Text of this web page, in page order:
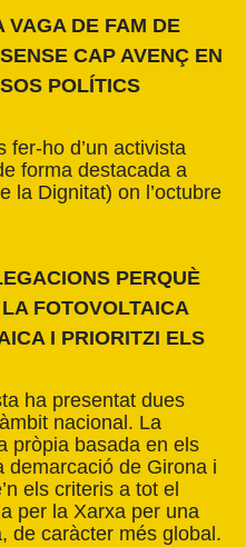
VAGA DE FAM DE
CAP AVENÇ EN
POLÍTICS
fer-ho d’un activista
forma destacada a
la Dignitat) on l’octubre
PERQUÈ
FOTOVOLTAICA
I PRIORITZI ELS
ha presentat dues
nacional. La
pròpia basada en els
demarcació de Girona i
els criteris a tot el
per la Xarxa per una
de caràcter més global.